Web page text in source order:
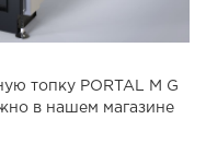
топку PORTAL M G
в нашем магазине